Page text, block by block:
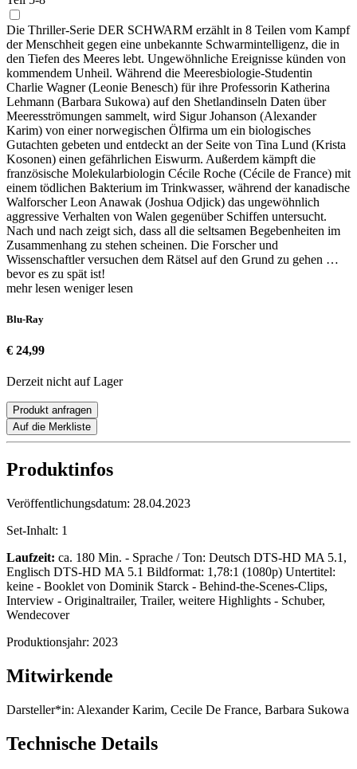
Die Thriller-Serie DER SCHWARM erzählt in 8 Teilen vom Kampf
der Menschheit gegen eine unbekannte Schwarmintelligenz, die in
den Tiefen des Meeres lebt. Ungewöhnliche Ereignisse künden von
kommendem Unheil. Während die Meeresbiologie-Studentin
Charlie Wagner (Leonie Benesch) für ihre Professorin Katherina
Lehmann (Barbara Sukowa) auf den Shetlandinseln Daten über
Meeresströmungen sammelt, wird Sigur Johanson (Alexander
Karim) von einer norwegischen Ölfirma um ein biologisches
Gutachten gebeten und entdeckt an der Seite von Tina Lund (Krista
Kosonen) einen gefährlichen Eiswurm. Außerdem kämpft die
französische Molekularbiologin Cécile Roche (Cécile de France) mit
einem tödlichen Bakterium im Trinkwasser, während der kanadische
Walforscher Leon Anawak (Joshua Odjick) das ungewöhnlich
aggressive Verhalten von Walen gegenüber Schiffen untersucht.
Nach und nach zeigt sich, dass all die seltsamen Begebenheiten im
Zusammenhang zu stehen scheinen. Die Forscher und
Wissenschaftler versuchen dem Rätsel auf den Grund zu gehen …
bevor es zu spät ist!
mehr lesen weniger lesen
Blu-Ray
€ 24,99
Derzeit nicht auf Lager
Produkt anfragen
Auf die Merkliste
Produktinfos
Veröffentlichungsdatum: 28.04.2023
Set-Inhalt: 1
Laufzeit: ca. 180 Min. - Sprache / Ton: Deutsch DTS-HD MA 5.1,
Englisch DTS-HD MA 5.1 Bildformat: 1,78:1 (1080p) Untertitel:
keine - Booklet von Dominik Starck - Behind-the-Scenes-Clips,
Interview - Originaltrailer, Trailer, weitere Highlights - Schuber,
Wendecover
Produktionsjahr: 2023
Mitwirkende
Darsteller*in: Alexander Karim, Cecile De France, Barbara Sukowa
Technische Details